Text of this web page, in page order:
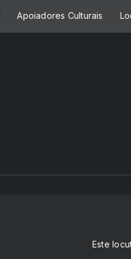
Apoiadores Culturais
Este